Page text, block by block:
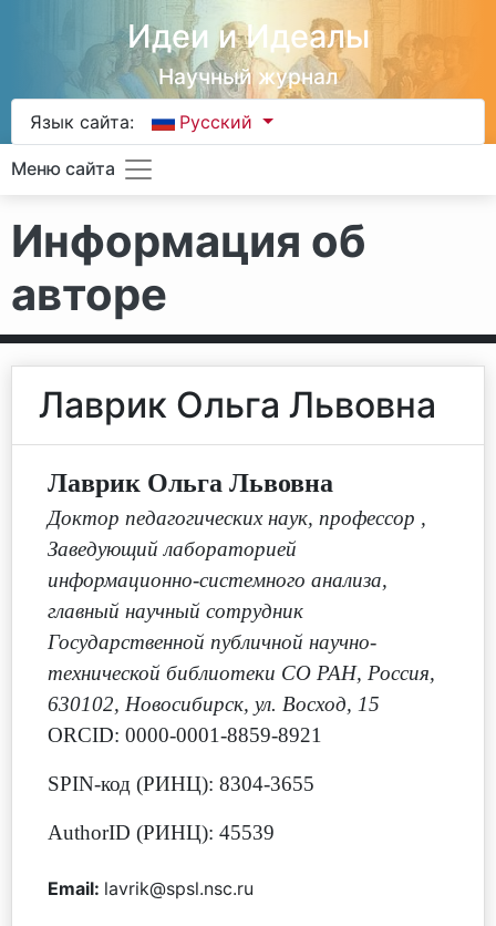
Идеи и Идеалы
Научный журнал
Язык сайта: Русский
Меню сайта
Информация об
авторе
Лаврик Ольга Львовна
Лаврик Ольга Львовна
Доктор педагогических наук, профессор ,
Заведующий лабораторией
информационно-системного анализа,
главный научный сотрудник
Государственной публичной научно-
технической библиотеки СО РАН, Россия,
630102, Новосибирск, ул. Восход, 15
ORCID: 0000-0001-8859-8921
SPIN-код (РИНЦ): 8304-3655
AuthorID (РИНЦ): 45539
Email: lavrik@spsl.nsc.ru